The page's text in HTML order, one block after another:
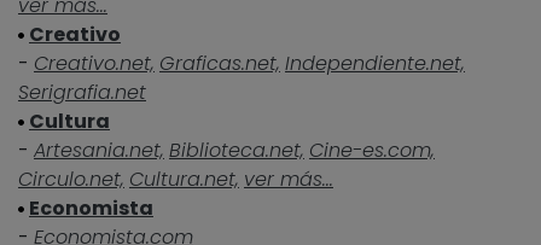
Creativo
- Creativo.net, Graficas.net, Independiente.net,
Serigrafia.net
Cultura
- Artesania.net, Biblioteca.net, Cine-es.com,
Circulo.net, Cultura.net, ver más...
Economista
- Economista.com